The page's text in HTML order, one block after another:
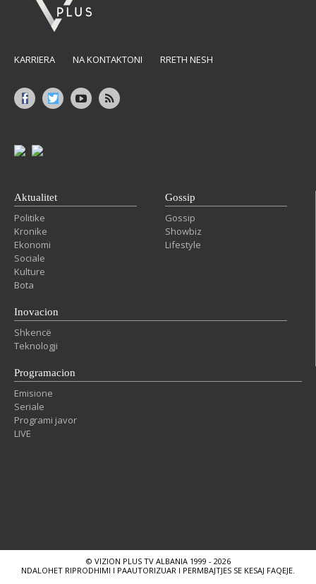
KARRIERA NA KONTAKTONI RRETH NESH
Aktualitet
Politike
Kronike
Ekonomi
Sociale
Kulture
Bota
Gossip
Gossip
Showbiz
Lifestyle
Inovacion
Shkencë
Teknologji
Programacion
Emisione
Seriale
Programi javor
LIVE
© VIZION PLUS TV ALBANIA 1999 - 2026
NDALOHET RIPRODHIMI I PAAUTORIZUAR I PERMBAJTJES SE KESAJ FAQEJE.